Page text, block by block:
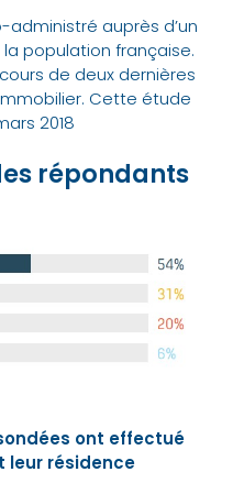
auprès d’un
population française.
de deux dernières
Cette étude
2018
répondants
ont effectué
leur résidence